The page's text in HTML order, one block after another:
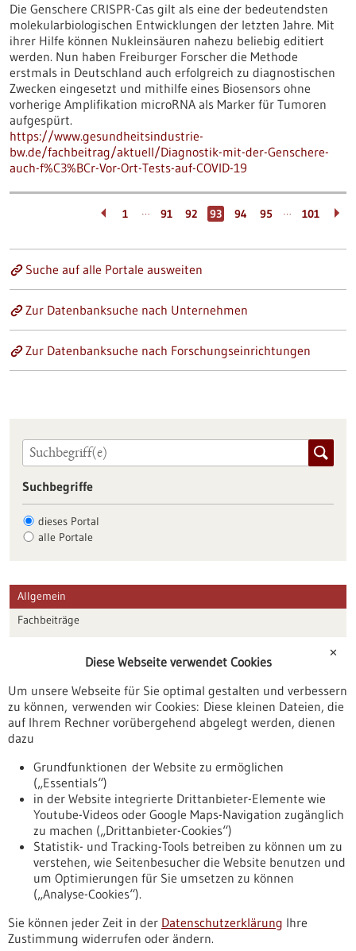
Die Genschere CRISPR-Cas gilt als eine der bedeutendsten
molekularbiologischen Entwicklungen der letzten Jahre. Mit
ihrer Hilfe können Nukleinsäuren nahezu beliebig editiert
werden. Nun haben Freiburger Forscher die Methode
erstmals in Deutschland auch erfolgreich zu diagnostischen
Zwecken eingesetzt und mithilfe eines Biosensors ohne
vorherige Amplifikation microRNA als Marker für Tumoren
aufgespürt.
https://www.gesundheitsindustrie-
bw.de/fachbeitrag/aktuell/Diagnostik-mit-der-Genschere-
auch-f%C3%BCr-Vor-Ort-Tests-auf-COVID-19
1 … 91 92 93 94 95 … 101
Suche auf alle Portale ausweiten
Zur Datenbanksuche nach Unternehmen
Zur Datenbanksuche nach Forschungseinrichtungen
Suchbegriffe
dieses Portal
alle Portale
Allgemein
Fachbeiträge
Veranstaltungen
Erscheinungsdatum
Nach oben
Informiert bleiben
✕
Diese Webseite verwendet Cookies
Um unsere Webseite für Sie optimal gestalten und verbessern
zu können, verwenden wir Cookies: Diese kleinen Dateien, die
auf Ihrem Rechner vorübergehend abgelegt werden, dienen
dazu
Grundfunktionen der Website zu ermöglichen
(„Essentials“)
in der Website integrierte Drittanbieter-Elemente wie
Youtube-Videos oder Google Maps-Navigation zugänglich
zu machen („Drittanbieter-Cookies“)
Statistik- und Tracking-Tools betreiben zu können um zu
verstehen, wie Seitenbesucher die Website benutzen und
um Optimierungen für Sie umsetzen zu können
(„Analyse-Cookies“).
Sie können jeder Zeit in der Datenschutzerklärung Ihre
Zustimmung widerrufen oder ändern.